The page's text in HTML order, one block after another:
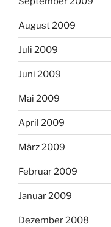
August 2009
Juli 2009
Juni 2009
Mai 2009
April 2009
März 2009
Februar 2009
Januar 2009
Dezember 2008